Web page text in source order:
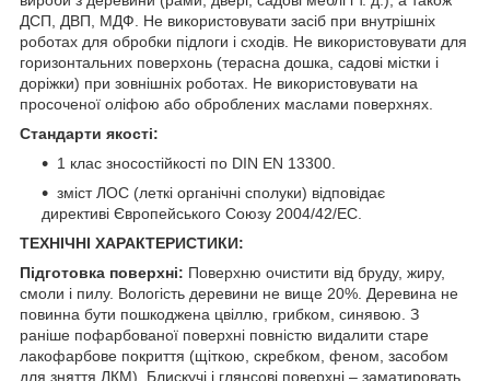
ДСП, ДВП, МДФ. Не використовувати засіб при внутрішніх
роботах для обробки підлоги і сходів. Не використовувати для
горизонтальних поверхонь (терасна дошка, садові містки і
доріжки) при зовнішніх роботах. Не використовувати на
просоченої оліфою або оброблених маслами поверхнях.
Стандарти якості:
1 клас зносостійкості по DIN EN 13300.
зміст ЛОС (леткі органічні сполуки) відповідає
директиві Європейського Союзу 2004/42/EC.
ТЕХНІЧНІ ХАРАКТЕРИСТИКИ:
Підготовка поверхні: Поверхню очистити від бруду, жиру,
смоли і пилу. Вологість деревини не вище 20%. Деревина не
повинна бути пошкоджена цвіллю, грибком, синявою. З
раніше пофарбованої поверхні повністю видалити старе
лакофарбове покриття (щіткою, скребком, феном, засобом
для зняття ЛКМ). Блискучі і глянсові поверхні – заматировать.